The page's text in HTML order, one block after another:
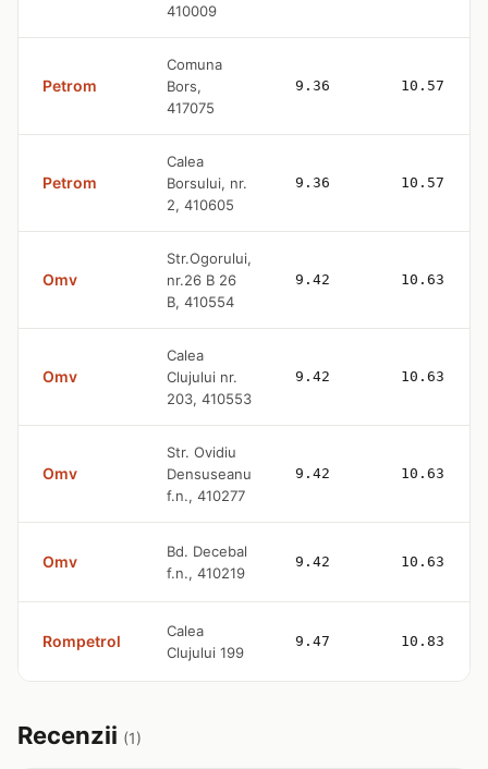
410009
Petrom
Comuna
Bors,
417075
9.36 10.57
Petrom
Calea
Borsului, nr.
2, 410605
9.36 10.57
Omv
Str.Ogorului,
nr.26 B 26
B, 410554
9.42 10.63
Omv
Calea
Clujului nr.
203, 410553
9.42 10.63
Omv
Str. Ovidiu
Densuseanu
f.n., 410277
9.42 10.63
Omv
Bd. Decebal
f.n., 410219
9.42 10.63
Rompetrol
Calea
Clujului 199
9.47 10.83
Recenzii (1)